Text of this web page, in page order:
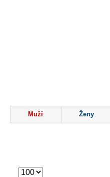
Muži Ženy